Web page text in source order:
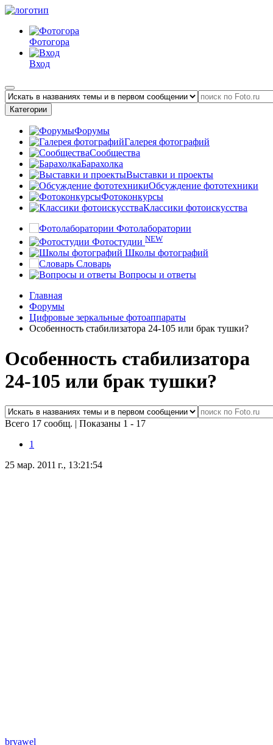
Фотогора
Вход
Категории
Форумы
Галерея фотографий
Сообщества
Барахолка
Выставки и проекты
Обсуждение фототехники
Фотоконкурсы
Классики фотоискусства
Фотолаборатории
Фотостудии NEW
Школы фотографий
Словарь
Вопросы и ответы
Главная
Форумы
Цифровые зеркальные фотоаппараты
Особенность стабилизатора 24-105 или брак тушки?
Особенность стабилизатора
24-105 или брак тушки?
Всего 17 сообщ. | Показаны 1 - 17
1
25 мар. 2011 г., 13:21:54
bryawel